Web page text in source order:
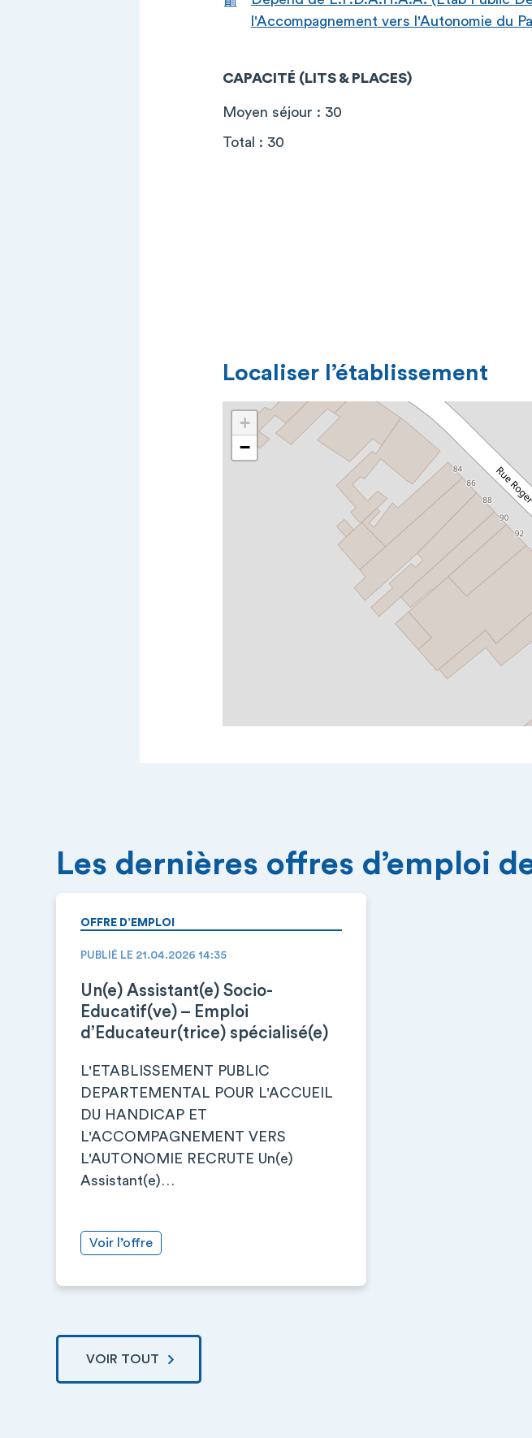
l'Accompagnement vers l'Autonomie du
CAPACITÉ (LITS & PLACES)
Moyen séjour : 30
Total : 30
Localiser l’établissement
+
−
Les dernières offres d’emploi
OFFRE D’EMPLOI
PUBLIÉ LE 21.04.2026 14:35
Un(e) Assistant(e) Socio-
Educatif(ve) – Emploi
d’Educateur(trice) spécialisé(e)
L'ETABLISSEMENT PUBLIC
DEPARTEMENTAL POUR L'ACCUEIL
DU HANDICAP ET
L'ACCOMPAGNEMENT VERS
L'AUTONOMIE RECRUTE Un(e)
Assistant(e)…
Voir l’offre
VOIR TOUT